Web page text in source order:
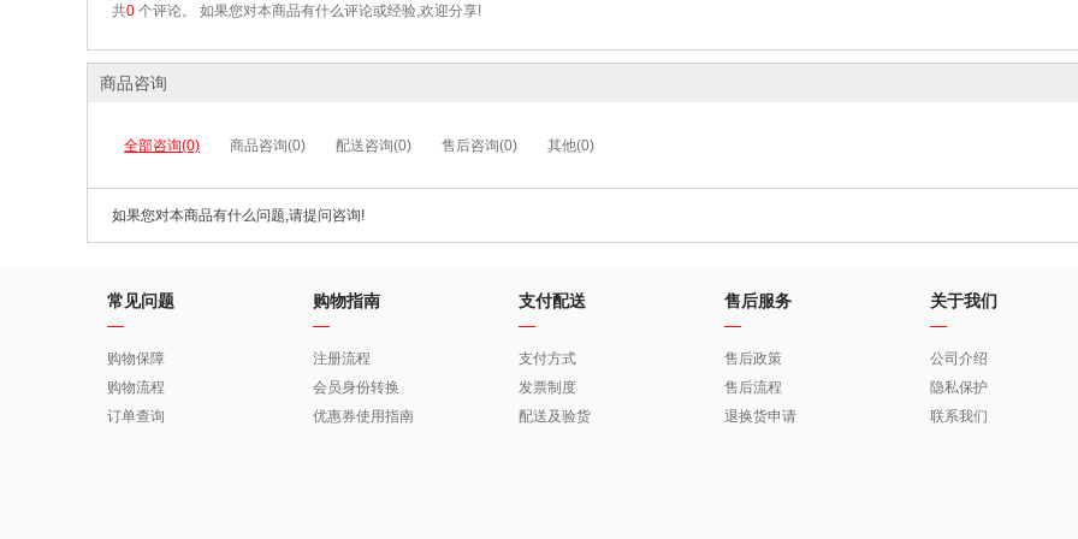
共0 个评论。 如果您对本商品有什么评论或经验,欢迎分享!
商品咨询
全部咨询(0) 商品咨询(0) 配送咨询(0) 售后咨询(0) 其他(0)
如果您对本商品有什么问题,请提问咨询!
常见问题
购物保障
购物流程
订单查询
购物指南
注册流程
会员身份转换
优惠券使用指南
支付配送
支付方式
发票制度
配送及验货
售后服务
售后政策
售后流程
退换货申请
关于我们
公司介绍
隐私保护
联系我们